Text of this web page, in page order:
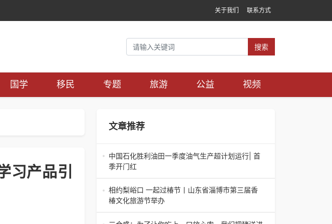
关于我们 联系方式
搜索
国学 移民 专题 旅游 公益 视频
习产品引
文章推荐
中国石化胜利油田一季度油气生产超计划运行| 首
季开门红
中国石化胜利油田一季度油气生产超计划运行| 首
季开门红济南电（记者 瑞夫 胜宣）2026年一季
度，中国石化胜利油田生产原油585.86万吨，天
相约梨峪口 一起过椿节丨山东省淄博市第三届香
椿文化旅游节举办
相约梨峪口 一起过椿节丨山东省淄博市第三届香
椿文化旅游节举办济南电（记者 瑞夫）4月18